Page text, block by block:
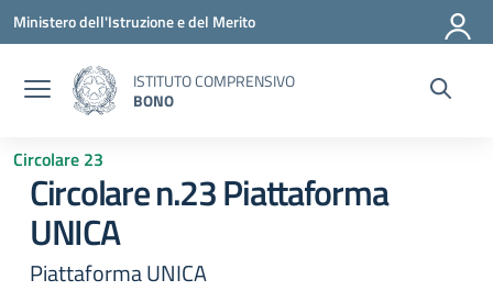
Vai ai contenuti
Vai al menu di navigazione
Vai al footer
Ministero dell'Istruzione e del Merito
ISTITUTO COMPRENSIVO
BONO
Circolare 23
Circolare n.23 Piattaforma
UNICA
Piattaforma UNICA